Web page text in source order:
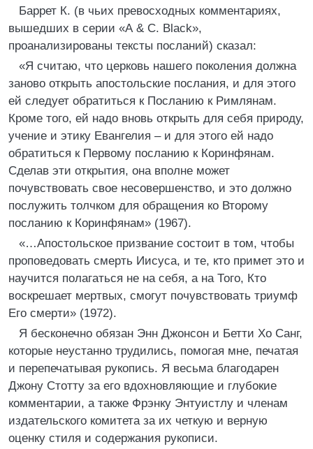
Баррет К. (в чьих превосходных комментариях,
вышедших в серии «А & С. Black»,
проанализированы тексты посланий) сказал:
«Я считаю, что церковь нашего поколения должна
заново открыть апостольские послания, и для этого
ей следует обратиться к Посланию к Римлянам.
Кроме того, ей надо вновь открыть для себя природу,
учение и этику Евангелия – и для этого ей надо
обратиться к Первому посланию к Коринфянам.
Сделав эти открытия, она вполне может
почувствовать свое несовершенство, и это должно
послужить толчком для обращения ко Второму
посланию к Коринфянам» (1967).
«…Апостольское призвание состоит в том, чтобы
проповедовать смерть Иисуса, и те, кто примет это и
научится полагаться не на себя, а на Того, Кто
воскрешает мертвых, смогут почувствовать триумф
Его смерти» (1972).
Я бесконечно обязан Энн Джонсон и Бетти Хо Санг,
которые неустанно трудились, помогая мне, печатая
и перепечатывая рукопись. Я весьма благодарен
Джону Стотту за его вдохновляющие и глубокие
комментарии, а также Фрэнку Энтуистлу и членам
издательского комитета за их четкую и верную
оценку стиля и содержания рукописи.